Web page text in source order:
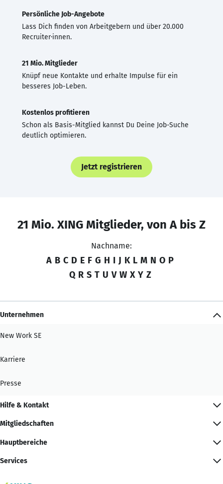
Persönliche Job-Angebote
Lass Dich finden von Arbeitgebern und über 20.000
Recruiter·innen.
21 Mio. Mitglieder
Knüpf neue Kontakte und erhalte Impulse für ein
besseres Job-Leben.
Kostenlos profitieren
Schon als Basis-Mitglied kannst Du Deine Job-Suche
deutlich optimieren.
Jetzt registrieren
21 Mio. XING Mitglieder, von A bis Z
Nachname:
A B C D E F G H I J K L M N O P
Q R S T U V W X Y Z
Unternehmen
New Work SE
Karriere
Presse
Hilfe & Kontakt
Mitgliedschaften
Hauptbereiche
Services